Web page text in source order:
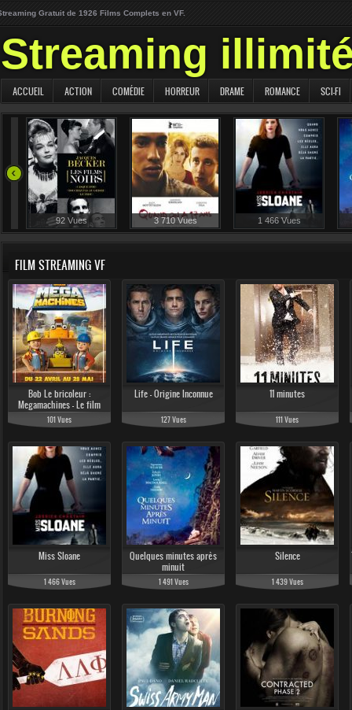
Gratuit de 1926 Films Complets en VF.
Streaming
ACCUEIL ACTION COMÉDIE HORREUR DRAME ROMANCE SCI-FI
92 Vues 3 710 Vues 1 466 Vues
FILM STREAMING VF
Bob Le bricoleur :
Megamachines - Le film
101 Vues
Life - Origine Inconnue
127 Vues
11 minutes
111 Vues
Miss Sloane
1 466 Vues
Quelques minutes après
minuit
1 491 Vues
Silence
1 439 Vues